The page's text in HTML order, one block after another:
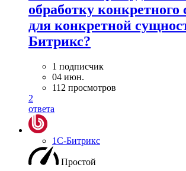
обработку
для конкретной
Битрикс?
1 подписчик
04 июн.
112 просмотров
2
ответа
1С-Битрикс
Простой